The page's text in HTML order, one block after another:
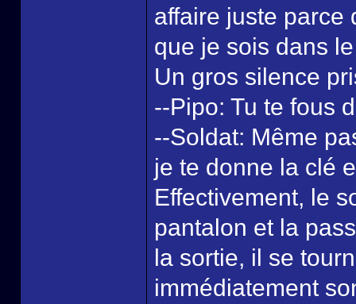
affaire juste parce
que je sois dans
Un gros silence
--Pipo: Tu te fous
--Soldat: Même
je te donne la clé
Effectivement, le
pantalon et la
la sortie, il se
immédiatement